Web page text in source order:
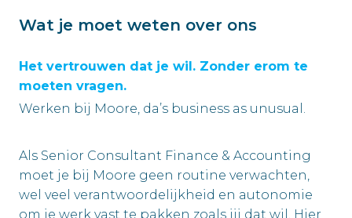
Wat je moet weten over ons
Het vertrouwen dat je wil. Zonder erom te
moeten vragen.
Werken bij Moore, da’s business as unusual.
Als Senior Consultant Finance & Accounting
moet je bij Moore geen routine verwachten,
wel veel verantwoordelijkheid en autonomie
om je werk vast te pakken zoals jij dat wil. Hier